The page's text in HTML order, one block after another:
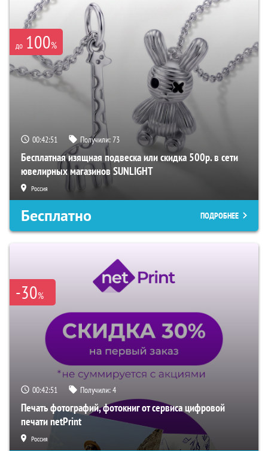
до 100%
00:42:50 Получили:73
Бесплатная изящная подвеска или скидка 500р. в сети
ювелирных магазинов SUNLIGHT
Россия
Бесплатно ПОДРОБНЕЕ
-30%
00:42:50 Получили:4
Печать фотографий, фотокниг от сервиса цифровой
печати netPrint
Россия